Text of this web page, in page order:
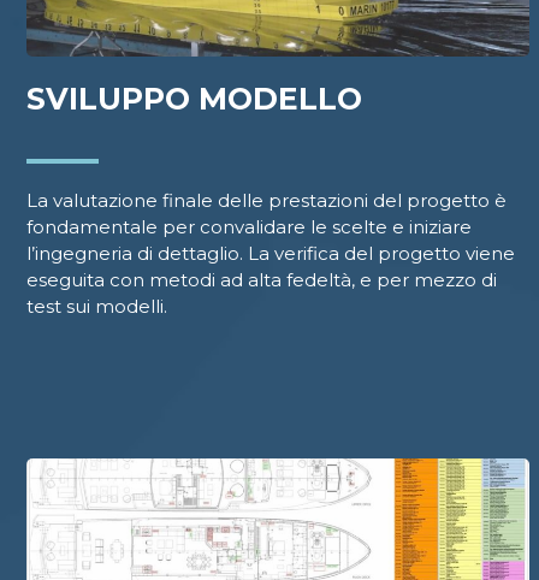
SVILUPPO MODELLO
La valutazione finale delle prestazioni del progetto è
fondamentale per convalidare le scelte e iniziare
l’ingegneria di dettaglio. La verifica del progetto viene
eseguita con metodi ad alta fedeltà, e per mezzo di
test sui modelli.